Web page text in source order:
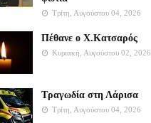
Τρίτη, Αυγούστου 04, 2026
Πέθανε ο Χ.Κατσαρός
Κυριακή, Αυγούστου 02, 2026
Τραγωδία στη Λάρισα
Τρίτη, Αυγούστου 04, 2026